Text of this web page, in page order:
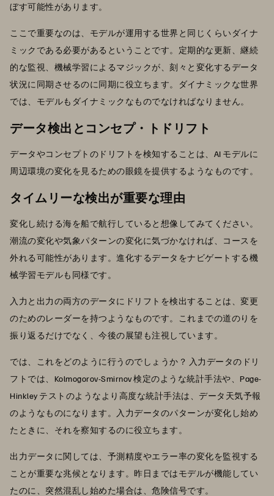
ぼす可能性があります。
ここで重要なのは、モデルが運用する世界と同じくらいダイナ
ミックである必要があるということです。定期的な更新、継続
的な監視、機械学習によるマジックが、刻々と変化するデータ
状況に同期させるのに同期に役立ちます。ダイナミックな世界
では、モデルもダイナミックなものでなければなりません。
データ検出とコンセプ・トドリフト
データやコンセプトのドリフトを検知することは、AI モデルに
周辺環境の変化を見るための眼鏡を提供するようなものです。
タイムリーな検出が重要な理由
変化し続ける海を船で航行していると想像してみてください。
潮流の変化や気象パターンの変化に気づかなければ、コースを
外れる可能性があります。進化するデータをナビゲートする機
械学習モデルも同様です。
入力と出力の両方のデータにドリフトを検出することは、変更
のためのレーダーを持つようなものです。これまでの道のりを
振り返るだけでなく、今後の展望も注視しています。
では、これをどのように行うのでしょうか？ 入力データのドリ
フトでは、Kolmogorov-Smirnov 検定のような統計手法や、Page-
Hinkley テストのようなより高度な統計手法は、データ天気予報
のようなものになります。入力データのパターンが変化し始め
たときに、それを察知するのに役立ちます。
出力データに関しては、予測精度やエラー率の変化を監視する
ことが重要な兆候となります。昨日まではモデルが機能してい
たのに、突然混乱し始めた場合は、危険信号です。